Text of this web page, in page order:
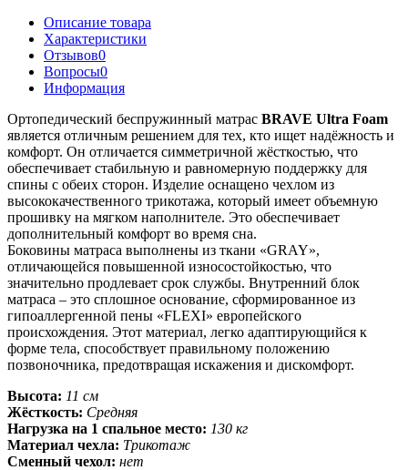
Описание товара
Характеристики
Отзывов0
Вопросы0
Информация
Ортопедический беспружинный матрас BRAVE Ultra Foam
является отличным решением для тех, кто ищет надёжность и
комфорт. Он отличается симметричной жёсткостью, что
обеспечивает стабильную и равномерную поддержку для
спины с обеих сторон. Изделие оснащено чехлом из
высококачественного трикотажа, который имеет объемную
прошивку на мягком наполнителе. Это обеспечивает
дополнительный комфорт во время сна.
Боковины матраса выполнены из ткани «GRAY»,
отличающейся повышенной износостойкостью, что
значительно продлевает срок службы. Внутренний блок
матраса – это сплошное основание, сформированное из
гипоаллергенной пены «FLEXI» европейского
происхождения. Этот материал, легко адаптирующийся к
форме тела, способствует правильному положению
позвоночника, предотвращая искажения и дискомфорт.
Высота: 11 см
Жёсткость: Средняя
Нагрузка на 1 спальное место: 130 кг
Материал чехла: Трикотаж
Сменный чехол: нет